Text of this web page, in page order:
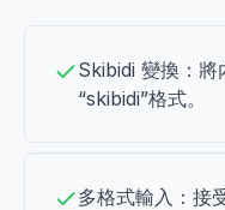
Skibidi 變換：將
“skibidi”格式。
多格式輸入：接